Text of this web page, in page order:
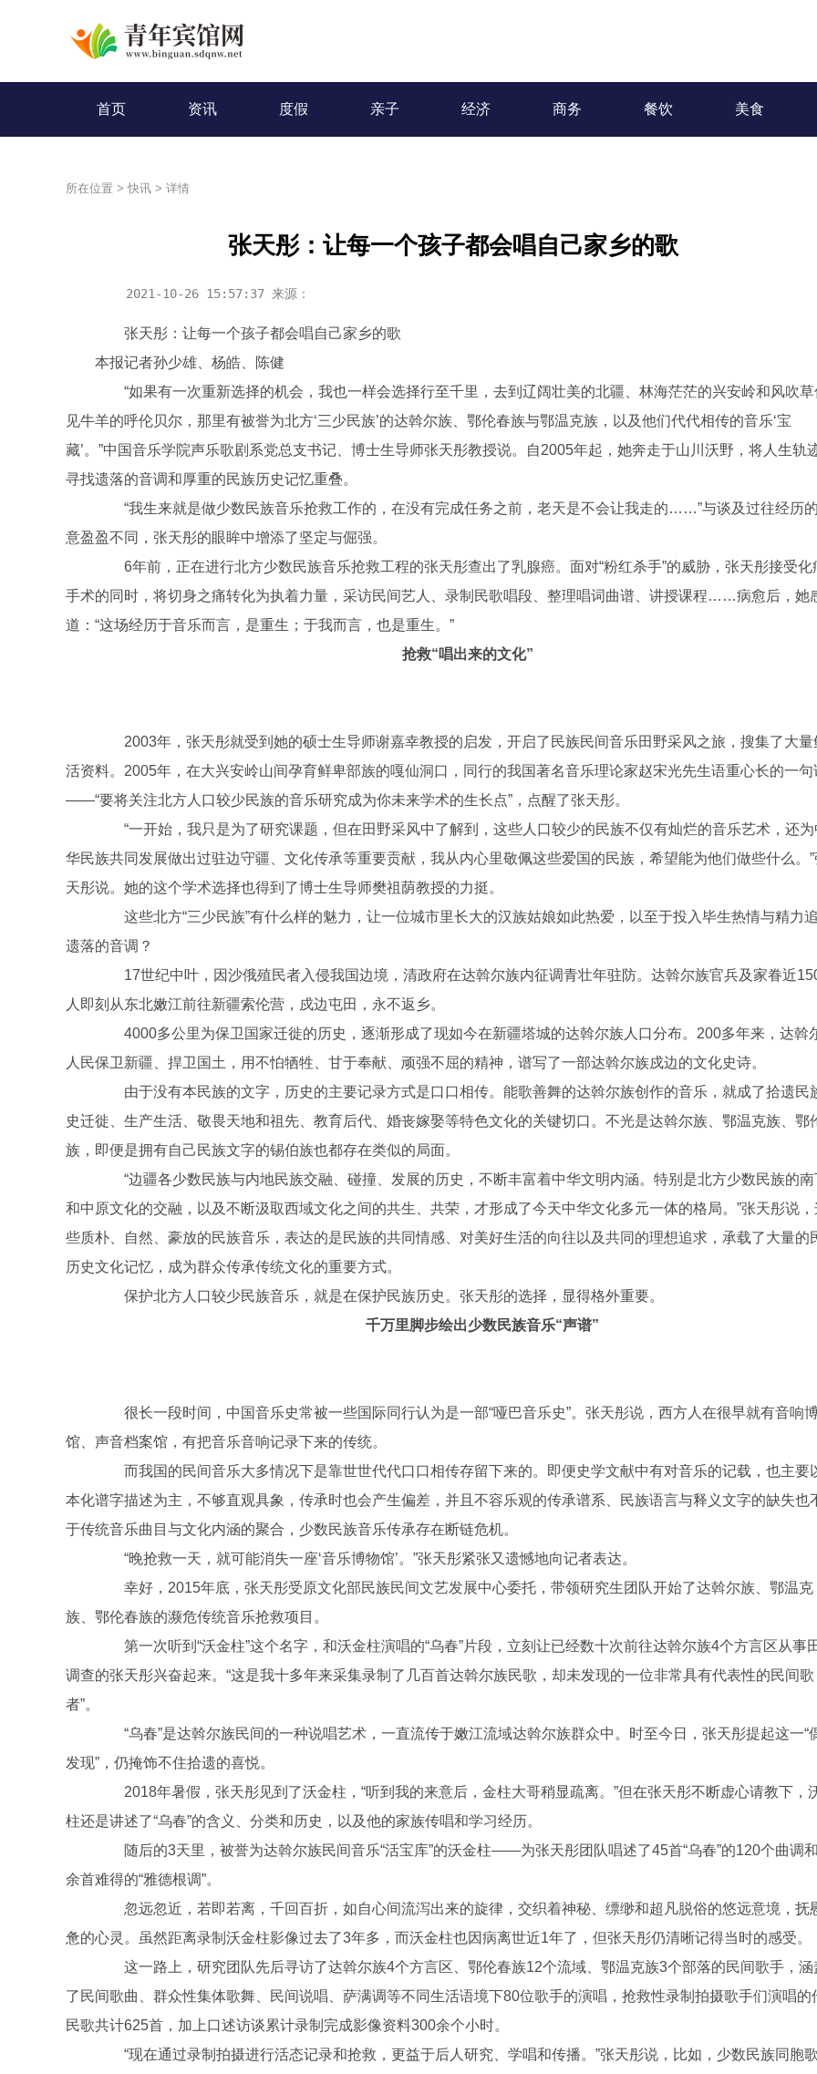
首页 资讯 度假 亲子 经济 商务 餐饮 美食
所在位置 > 快讯 > 详情
张天彤：让每一个孩子都会唱自己家乡的歌
2021-10-26 15:57:37 来源：
张天彤：让每一个孩子都会唱自己家乡的歌
本报记者孙少雄、杨皓、陈健
“如果有一次重新选择的机会，我也一样会选择行至千里，去到辽阔壮美的北疆、林海茫茫的兴安岭和风吹草
见牛羊的呼伦贝尔，那里有被誉为北方‘三少民族’的达斡尔族、鄂伦春族与鄂温克族，以及他们代代相传的音乐‘宝
藏’。”中国音乐学院声乐歌剧系党总支书记、博士生导师张天彤教授说。自2005年起，她奔走于山川沃野，将人生轨
寻找遗落的音调和厚重的民族历史记忆重叠。
“我生来就是做少数民族音乐抢救工作的，在没有完成任务之前，老天是不会让我走的……”与谈及过往经历
意盈盈不同，张天彤的眼眸中增添了坚定与倔强。
6年前，正在进行北方少数民族音乐抢救工程的张天彤查出了乳腺癌。面对“粉红杀手”的威胁，张天彤接受化
手术的同时，将切身之痛转化为执着力量，采访民间艺人、录制民歌唱段、整理唱词曲谱、讲授课程……病愈后，她
道：“这场经历于音乐而言，是重生；于我而言，也是重生。”
抢救“唱出来的文化”
2003年，张天彤就受到她的硕士生导师谢嘉幸教授的启发，开启了民族民间音乐田野采风之旅，搜集了大量
活资料。2005年，在大兴安岭山间孕育鲜卑部族的嘎仙洞口，同行的我国著名音乐理论家赵宋光先生语重心长的一句
——“要将关注北方人口较少民族的音乐研究成为你未来学术的生长点”，点醒了张天彤。
“一开始，我只是为了研究课题，但在田野采风中了解到，这些人口较少的民族不仅有灿烂的音乐艺术，还为
华民族共同发展做出过驻边守疆、文化传承等重要贡献，我从内心里敬佩这些爱国的民族，希望能为他们做些什么。”
天彤说。她的这个学术选择也得到了博士生导师樊祖荫教授的力挺。
这些北方“三少民族”有什么样的魅力，让一位城市里长大的汉族姑娘如此热爱，以至于投入毕生热情与精力
遗落的音调？
17世纪中叶，因沙俄殖民者入侵我国边境，清政府在达斡尔族内征调青壮年驻防。达斡尔族官兵及家眷近
人即刻从东北嫩江前往新疆索伦营，戍边屯田，永不返乡。
4000多公里为保卫国家迁徙的历史，逐渐形成了现如今在新疆塔城的达斡尔族人口分布。200多年来，达斡
人民保卫新疆、捍卫国土，用不怕牺牲、甘于奉献、顽强不屈的精神，谱写了一部达斡尔族戍边的文化史诗。
由于没有本民族的文字，历史的主要记录方式是口口相传。能歌善舞的达斡尔族创作的音乐，就成了拾遗民
史迁徙、生产生活、敬畏天地和祖先、教育后代、婚丧嫁娶等特色文化的关键切口。不光是达斡尔族、鄂温克族、鄂
族，即便是拥有自己民族文字的锡伯族也都存在类似的局面。
“边疆各少数民族与内地民族交融、碰撞、发展的历史，不断丰富着中华文明内涵。特别是北方少数民族的南
和中原文化的交融，以及不断汲取西域文化之间的共生、共荣，才形成了今天中华文化多元一体的格局。”张天彤说，
些质朴、自然、豪放的民族音乐，表达的是民族的共同情感、对美好生活的向往以及共同的理想追求，承载了大量的
历史文化记忆，成为群众传承传统文化的重要方式。
保护北方人口较少民族音乐，就是在保护民族历史。张天彤的选择，显得格外重要。
千万里脚步绘出少数民族音乐“声谱”
很长一段时间，中国音乐史常被一些国际同行认为是一部“哑巴音乐史”。张天彤说，西方人在很早就有音响
馆、声音档案馆，有把音乐音响记录下来的传统。
而我国的民间音乐大多情况下是靠世世代代口口相传存留下来的。即便史学文献中有对音乐的记载，也主要
本化谱字描述为主，不够直观具象，传承时也会产生偏差，并且不容乐观的传承谱系、民族语言与释义文字的缺失也
于传统音乐曲目与文化内涵的聚合，少数民族音乐传承存在断链危机。
“晚抢救一天，就可能消失一座‘音乐博物馆’。”张天彤紧张又遗憾地向记者表达。
幸好，2015年底，张天彤受原文化部民族民间文艺发展中心委托，带领研究生团队开始了达斡尔族、鄂温克
族、鄂伦春族的濒危传统音乐抢救项目。
第一次听到“沃金柱”这个名字，和沃金柱演唱的“乌春”片段，立刻让已经数十次前往达斡尔族4个方言区从事
调查的张天彤兴奋起来。“这是我十多年来采集录制了几百首达斡尔族民歌，却未发现的一位非常具有代表性的民间歌
者”。
“乌春”是达斡尔族民间的一种说唱艺术，一直流传于嫩江流域达斡尔族群众中。时至今日，张天彤提起这一“
发现”，仍掩饰不住拾遗的喜悦。
2018年暑假，张天彤见到了沃金柱，“听到我的来意后，金柱大哥稍显疏离。”但在张天彤不断虚心请教下，
柱还是讲述了“乌春”的含义、分类和历史，以及他的家族传唱和学习经历。
随后的3天里，被誉为达斡尔族民间音乐“活宝库”的沃金柱——为张天彤团队唱述了45首“乌春”的120个曲调
余首难得的“雅德根调”。
忽远忽近，若即若离，千回百折，如自心间流泻出来的旋律，交织着神秘、缥缈和超凡脱俗的悠远意境，抚
惫的心灵。虽然距离录制沃金柱影像过去了3年多，而沃金柱也因病离世近1年了，但张天彤仍清晰记得当时的感受。
这一路上，研究团队先后寻访了达斡尔族4个方言区、鄂伦春族12个流域、鄂温克族3个部落的民间歌手，涵
了民间歌曲、群众性集体歌舞、民间说唱、萨满调等不同生活语境下80位歌手的演唱，抢救性录制拍摄歌手们演唱的
民歌共计625首，加上口述访谈累计录制完成影像资料300余个小时。
“现在通过录制拍摄进行活态记录和抢救，更益于后人研究、学唱和传播。”张天彤说，比如，少数民族同胞